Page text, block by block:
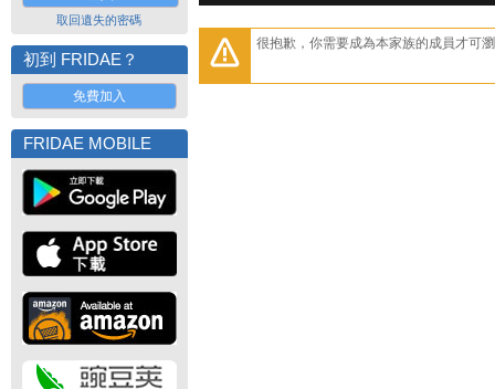
取回遺失的密碼
初到 FRIDAE？
免費加入
FRIDAE MOBILE
很抱歉，你需要成為本家族的成員才可